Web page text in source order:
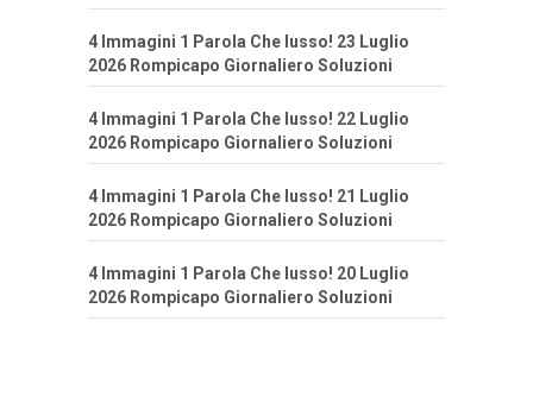
4 Immagini 1 Parola Che lusso! 23 Luglio
2026 Rompicapo Giornaliero Soluzioni
4 Immagini 1 Parola Che lusso! 22 Luglio
2026 Rompicapo Giornaliero Soluzioni
4 Immagini 1 Parola Che lusso! 21 Luglio
2026 Rompicapo Giornaliero Soluzioni
4 Immagini 1 Parola Che lusso! 20 Luglio
2026 Rompicapo Giornaliero Soluzioni